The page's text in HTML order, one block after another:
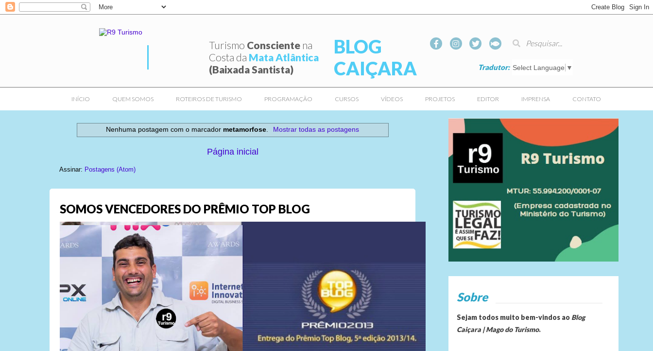
Turismo Consciente na
Costa da Mata Atlântica
(Baixada Santista)
BLOG
CAIÇARA
Select Language ▼
Tradutor:
INÍCIO QUEM SOMOS ROTEIROS DE TURISMO PROGRAMAÇÃO CURSOS VÍDEOS PROJETOS EDITOR IMPRENSA CONTATO
Nenhuma postagem com o marcador metamorfose Mostrar todas as postagens
Página inicial
Assinar: Postagens (Atom)
SOMOS VENCEDORES DO PRÊMIO TOP BLOG
Sobre
Sejam todos muito bem-vindos ao Blog
Caiçara | Mago do Turismo.